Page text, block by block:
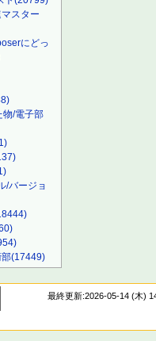
スター
にどっ
物/電子部
/バージョ
部(17449)
最終更新:2026-05-14 (木)